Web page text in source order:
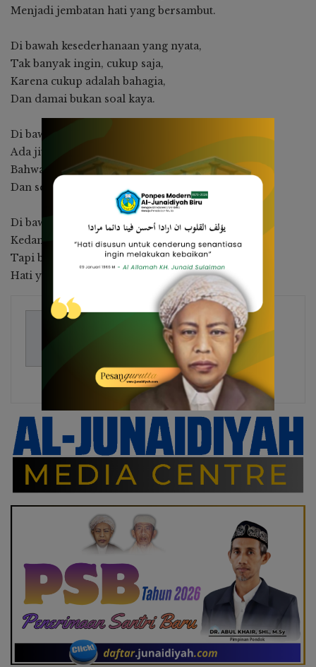
Menjadi jembatan hati yang bersambut.
Di bawah kesederhanaan yang nyata,
Tak banyak ingin, cukup saja,
Karena cukup adalah bahagia,
Dan damai bukan soal kaya.
Di bawah gagal dan kecewa,
Ada jiwa yang tetap percaya,
Bahwa waktu menyimpan rahasia,
Dan semua luka akan membawa makna.
Di bawah terang cahaya hakikat,
Kedamaian bukan cuma niat,
Tapi buah dari hidup yang taat,
Hati yang tenang, berkah yang paling dekat.
Zaenuddin Endy 417 Posts
Alumni, Ketua DPP RHMH dan
Pengurus Yaspem